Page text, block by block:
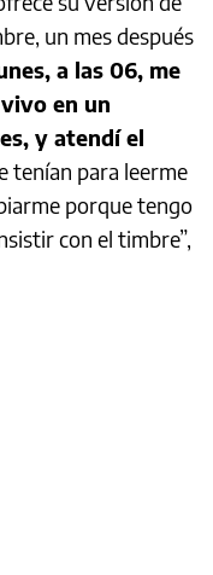
un mes después
a las 06, me
en un
y atendí el
tenían para leerme
porque tengo
con el timbre”,